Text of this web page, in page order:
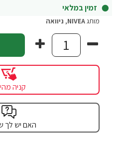
זמין במלאי
מותגNIVEA
, ניוואה
קניה
האם יש לך